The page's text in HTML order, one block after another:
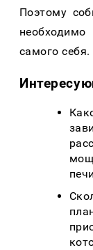
Поэтому
самого себя.